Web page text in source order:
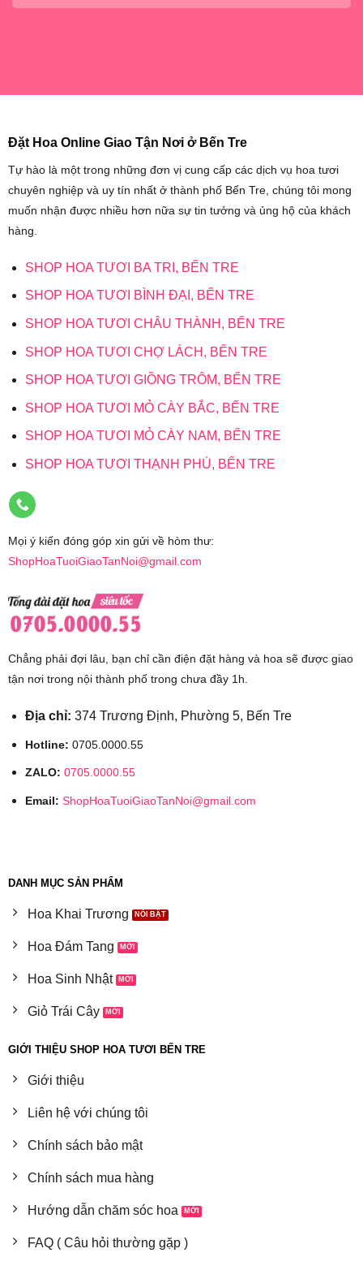
Đặt Hoa Online Giao Tận Nơi ở Bến Tre
Tự hào là một trong những đơn vị cung cấp các dịch vụ hoa tươi
chuyên nghiệp và uy tín nhất ở thành phố Bến Tre, chúng tôi mong
muốn nhận được nhiều hơn nữa sự tin tưởng và ủng hộ của khách
hàng.
SHOP HOA TƯƠI BA TRI, BẾN TRE
SHOP HOA TƯƠI BÌNH ĐẠI, BẾN TRE
SHOP HOA TƯƠI CHÂU THÀNH, BẾN TRE
SHOP HOA TƯƠI CHỢ LÁCH, BẾN TRE
SHOP HOA TƯƠI GIỒNG TRÔM, BẾN TRE
SHOP HOA TƯƠI MỎ CÀY BẮC, BẾN TRE
SHOP HOA TƯƠI MỎ CÀY NAM, BẾN TRE
SHOP HOA TƯƠI THẠNH PHÚ, BẾN TRE
Mọi ý kiến đóng góp xin gửi về hòm thư:
ShopHoaTuoiGiaoTanNoi@gmail.com
Chẳng phải đợi lâu, bạn chỉ cần điện đặt hàng và hoa sẽ được giao
tận nơi trong nội thành phố trong chưa đầy 1h.
Địa chỉ: 374 Trương Định, Phường 5, Bến Tre
Hotline: 0705.0000.55
ZALO: 0705.0000.55
Email: ShopHoaTuoiGiaoTanNoi@gmail.com
DANH MỤC SẢN PHẨM
Hoa Khai Trương
Hoa Đám Tang
Hoa Sinh Nhật
Giỏ Trái Cây
GIỚI THIỆU SHOP HOA TƯƠI BẾN TRE
Giới thiệu
Liên hệ với chúng tôi
Chính sách bảo mật
Chính sách mua hàng
Hướng dẫn chăm sóc hoa
FAQ ( Câu hỏi thường gặp )